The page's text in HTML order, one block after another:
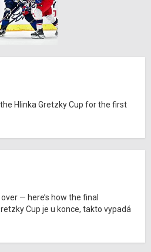
Hlinka Gretzky Cup for the first
— here’s how the final
Cup je u konce, takto vypadá